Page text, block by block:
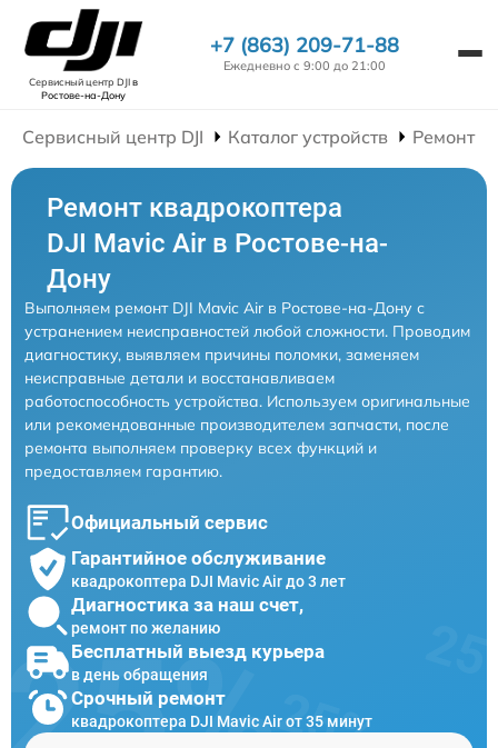
Сервисный центр DJIв
Ростове-на-Дону
+7 (863) 209-71-88
Ежедневно с 9:00 до 21:00
Сервисный центр DJI Каталог устройств Ремонт
Ремонт квадрокоптера
DJI Mavic Air в Ростове-на-
Дону
Выполняем ремонт DJI Mavic Air в Ростове-на-Дону с
устранением неисправностей любой сложности. Проводим
диагностику, выявляем причины поломки, заменяем
неисправные детали и восстанавливаем
работоспособность устройства. Используем оригинальные
или рекомендованные производителем запчасти, после
ремонта выполняем проверку всех функций и
предоставляем гарантию.
Официальный сервис
Гарантийное обслуживание
квадрокоптера DJI Mavic Air до 3 лет
Диагностика за наш счет,
ремонт по желанию
Бесплатный выезд курьера
в день обращения
Срочный ремонт
квадрокоптера DJI Mavic Air от 35 минут